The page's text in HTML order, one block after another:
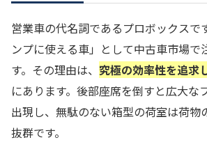
営業車の代名詞であるプロボックスで
ンプに使える車」として中古車市場で
す。その理由は、 究極の効率性を追求
にあります。後部座席を倒すと広大な
出現し、無駄のない箱型の荷室は荷物
抜群です。